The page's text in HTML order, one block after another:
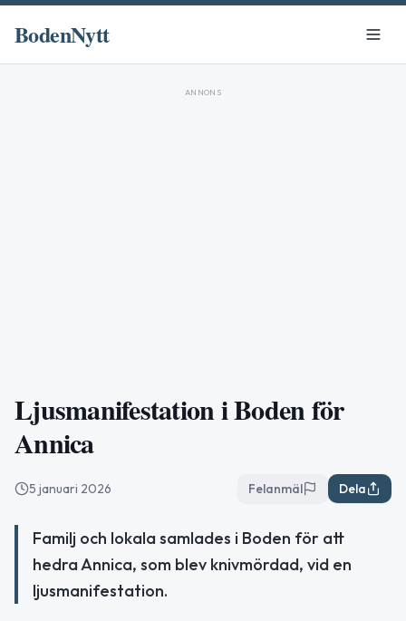
BodenNytt
ANNONS
Ljusmanifestation i Boden för
Annica
5 januari 2026 Felanmäl Dela
Familj och lokala samlades i Boden för att
hedra Annica, som blev knivmördad, vid en
ljusmanifestation.